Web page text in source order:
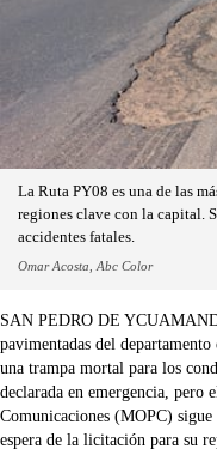
La Ruta PY08 es una de las
regiones clave con la capital.
accidentes fatales.
Omar Acosta, Abc Color
SAN PEDRO DE
pavimentadas del
una trampa mortal para los
declarada en emergencia, pero
Comunicaciones (MOPC) sigue
espera de la licitación para su